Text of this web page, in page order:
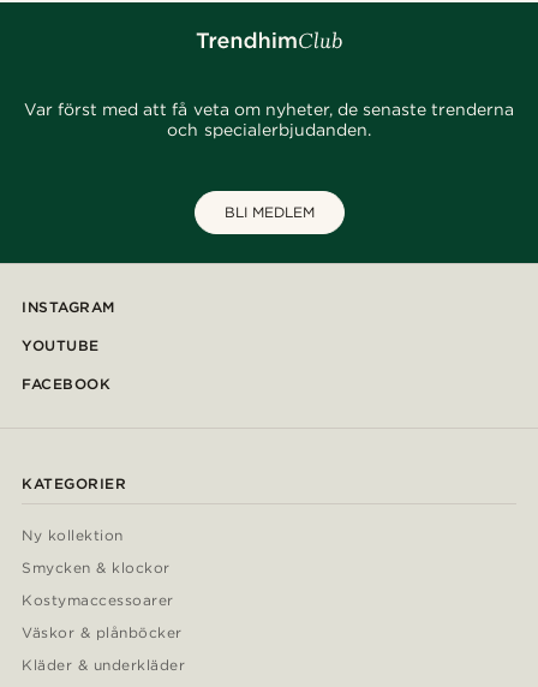
Var först med att få veta om nyheter, de senaste trenderna
och specialerbjudanden.
BLI MEDLEM
INSTAGRAM
YOUTUBE
FACEBOOK
KATEGORIER
Ny kollektion
Smycken & klockor
Kostymaccessoarer
Väskor & plånböcker
Kläder & underkläder